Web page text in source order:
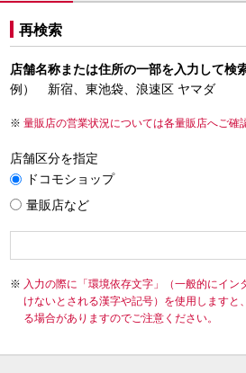
再検索
店舗名称または住所の一部を入力して検
例） 新宿、東池袋、浪速区 ヤマダ
量販店の営業状況については各量販店へご確
店舗区分を指定
ドコモショップ
量販店など
入力の際に「環境依存文字」（一般的にイ
けないとされる漢字や記号）を使用しますと
る場合がありますのでご注意ください。